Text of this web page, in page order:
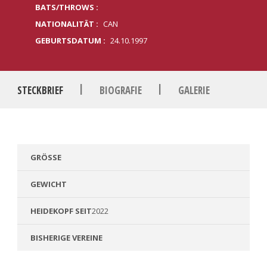
BATS/THROWS :
NATIONALITÄT : CAN
GEBURTSDATUM : 24.10.1997
STECKBRIEF | BIOGRAFIE | GALERIE
GRÖSSE
GEWICHT
HEIDEKOPF SEIT2022
BISHERIGE VEREINE